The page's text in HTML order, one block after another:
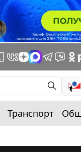
Транспорт